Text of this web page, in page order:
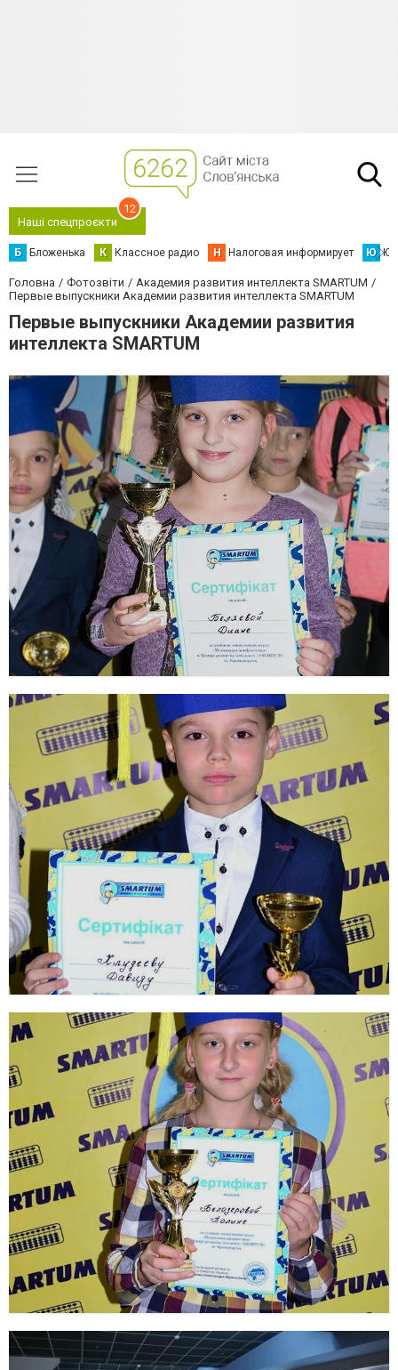
Наші спецпроєкти
12
Б Бложенька К Классное радио Н Налоговая информирует Ю
Головна Фотозвіти
Академия развития интеллекта SMARTUM
Первые выпускники Академии развития интеллекта SMARTUM
Первые выпускники Академии развития
интеллекта SMARTUM